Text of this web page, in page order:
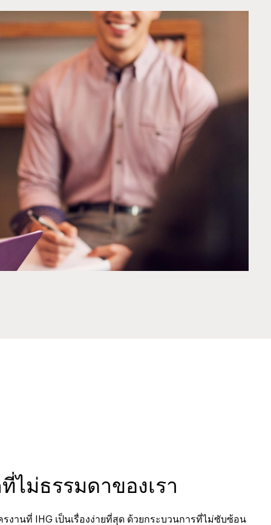
ไม่ธรรมดาของเรา
งานที่ IHG เป็นเรื่องง่ายที่สุด ด้วยกระบวนการที่ไม่ซับซ้อน